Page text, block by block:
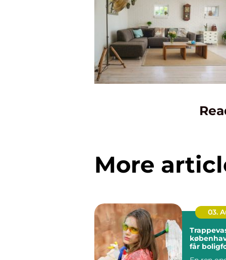
More
03.
københavn
får